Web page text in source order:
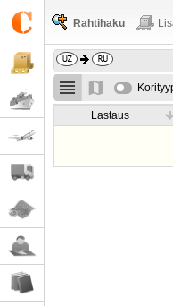
Rahtihaku
Lastaus